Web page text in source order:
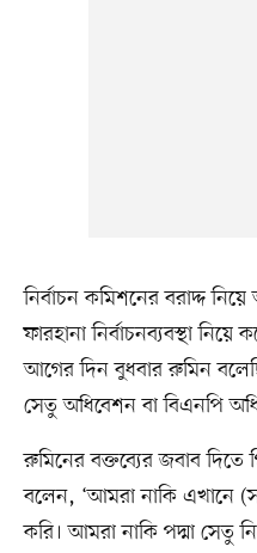
নির্বাচন কমিশনের বরাদ্দ
ফারহানা নির্বাচনব্যবস্থা
আগের দিন বুধবার রুমিন
সেতু অধিবেশন বা বিএনপি
রুমিনের বক্তব্যের জবাব
বলেন, ‘আমরা নাকি এখানে
করি। আমরা নাকি পদ্মা সেতু